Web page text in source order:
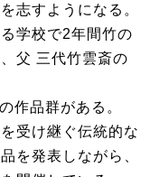
志すようになる。
学校で2年間竹の
父 三代竹雲斎の
作品群がある。
受け継ぐ伝統的な
を発表しながら、